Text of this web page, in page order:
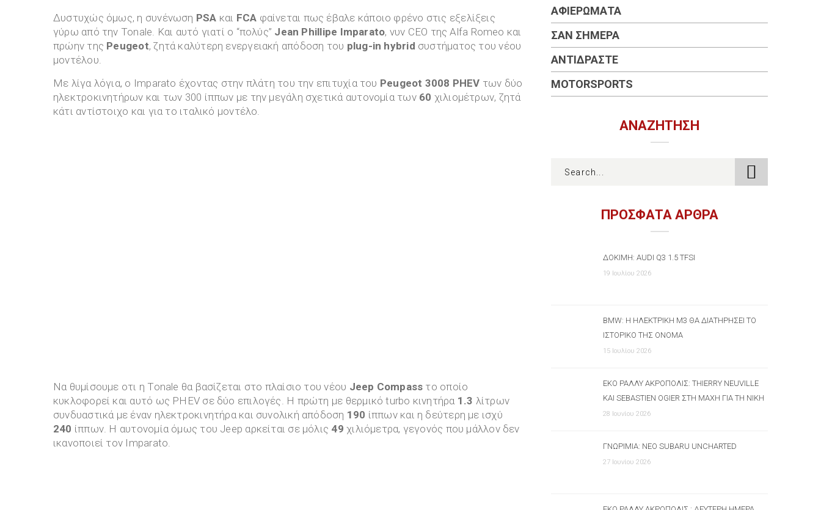
Δυστυχώς όμως, η συνένωση PSA και FCA φαίνεται πως έβαλε κάποιο φρένο στις εξελίξεις
γύρω από την Tonale. Και αυτό γιατί ο “πολύς” Jean Phillipe Imparato, νυν CEO της Alfa Romeo και
πρώην της Peugeot, ζητά καλύτερη ενεργειακή απόδοση του plug-in hybrid συστήματος του νέου
μοντέλου.
Με λίγα λόγια, ο Imparato έχοντας στην πλάτη του την επιτυχία του Peugeot 3008 PHEV των δύο
ηλεκτροκινητήρων και των 300 ίππων με την μεγάλη σχετικά αυτονομία των 60 χιλιομέτρων, ζητά
κάτι αντίστοιχο και για το ιταλικό μοντέλο.
Να θυμίσουμε οτι η Tonale θα βασίζεται στο πλαίσιο του νέου Jeep Compass το οποίο
κυκλοφορεί και αυτό ως PHEV σε δύο επιλογές. Η πρώτη με θερμικό turbo κινητήρα 1.3 λίτρων
συνδυαστικά με έναν ηλεκτροκινητήρα και συνολική απόδοση 190 ίππων και η δεύτερη με ισχύ
240 ίππων. Η αυτονομία όμως του Jeep αρκείται σε μόλις 49 χιλιόμετρα, γεγονός που μάλλον δεν
ικανοποιεί τον Imparato.
ΑΦΙΕΡΏΜΑΤΑ
ΣΑΝ ΣΉΜΕΡΑ
ΑΝΤΙΔΡΆΣΤΕ
MOTORSPORTS
ΑΝΑΖΉΤΗΣΗ
ΠΡΟΣΦΑΤΑ ΑΡΘΡΑ
ΔΟΚΙΜΉ: AUDI Q3 1.5 TFSI
19 Ιουλίου 2026
BMW: Η ΗΛΕΚΤΡΙΚΉ M3 ΘΑ ΔΙΑΤΗΡΉΣΕΙ ΤΟ
ΙΣΤΟΡΙΚΌ ΤΗΣ ΌΝΟΜΑ
15 Ιουλίου 2026
ΕΚΟ ΡΆΛΛΥ ΑΚΡΌΠΟΛΙΣ: THIERRY NEUVILLE
ΚΑΙ SEBASTIEN OGIER ΣΤΗ ΜΆΧΗ ΓΙΑ ΤΗ ΝΊΚΗ
28 Ιουνίου 2026
ΓΝΩΡΙΜΊΑ: ΝΈΟ SUBARU UNCHARTED
27 Ιουνίου 2026